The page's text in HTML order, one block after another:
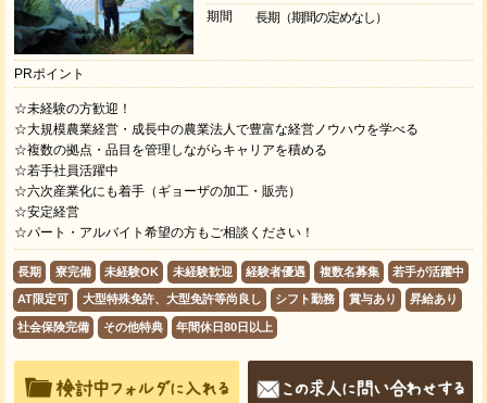
期間
長期（期間の定めなし）
PRポイント
☆未経験の方歓迎！
☆大規模農業経営・成長中の農業法人で豊富な経営ノウハウを学べる
☆複数の拠点・品目を管理しながらキャリアを積める
☆若手社員活躍中
☆六次産業化にも着手（ギョーザの加工・販売）
☆安定経営
☆パート・アルバイト希望の方もご相談ください！
長期 寮完備 未経験OK 未経験歓迎 経験者優遇 複数名募集 若手が活躍中
AT限定可 大型特殊免許、大型免許等尚良し シフト勤務 賞与あり 昇給あり
社会保険完備 その他特典 年間休日80日以上